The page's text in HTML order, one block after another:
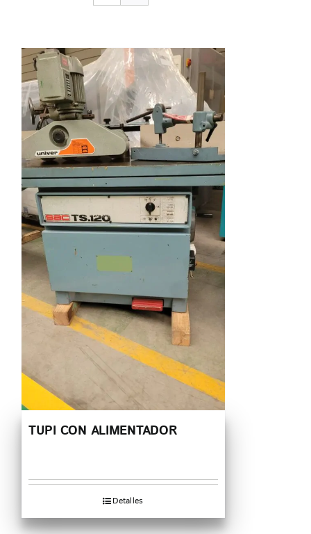
CONTACTO
TUPI CON ALIMENTADOR
Detalles